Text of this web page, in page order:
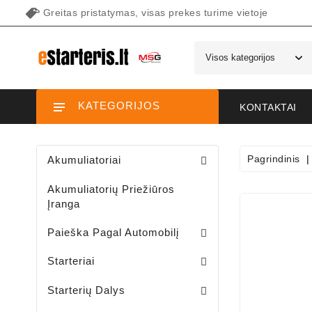
Greitas pristatymas, visas prekes turime vietoje
KONTAKTAI
KATEGORIJOS
Akumuliatoriai
Akumuliatorių Priežiūros
Įranga
Paieška Pagal Automobilį
Starteriai
Starterių Dalys
Pagrindinis